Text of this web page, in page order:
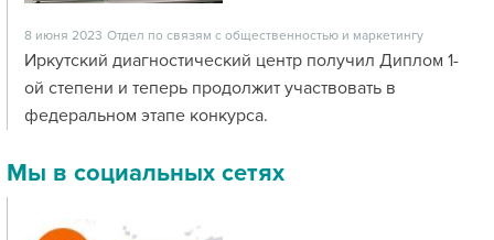
8 июня 2023 Отдел по связям с общественностью и маркетингу
Иркутский диагностический центр получил Диплом 1-
ой степени и теперь продолжит участвовать в
федеральном этапе конкурса.
Мы в социальных сетях